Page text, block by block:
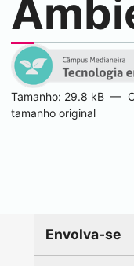
Tamanho: 29.8 kB —
tamanho original
Envolva-se